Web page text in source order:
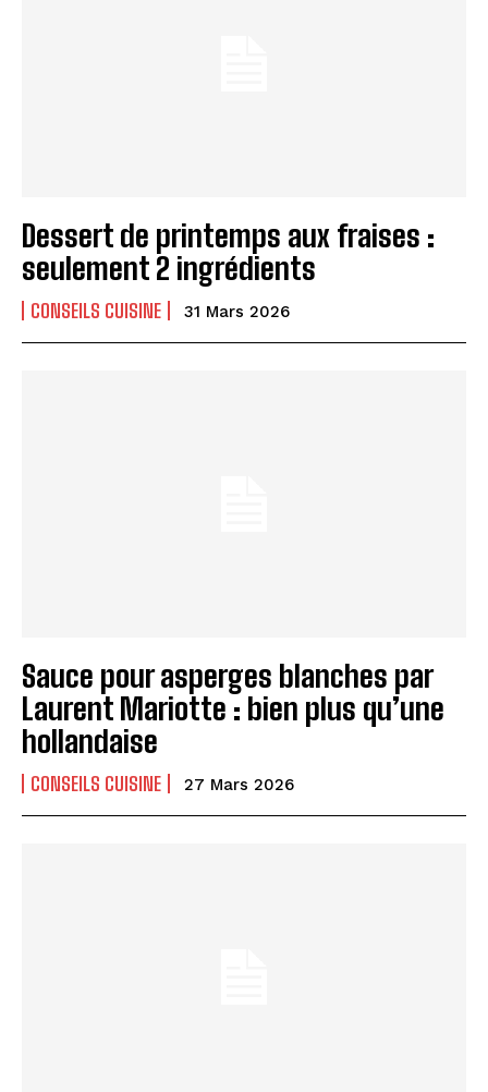
Dessert de printemps aux fraises :
seulement 2 ingrédients
CONSEILS CUISINE 31 Mars 2026
Sauce pour asperges blanches par
Laurent Mariotte : bien plus qu’une
hollandaise
CONSEILS CUISINE 27 Mars 2026